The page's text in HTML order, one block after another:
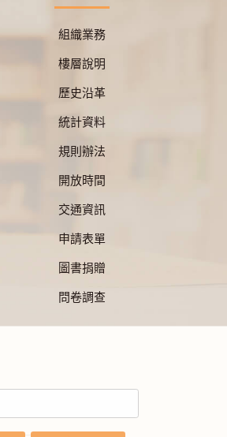
組織業務
樓層說明
歷史沿革
統計資料
規則辦法
開放時間
交通資訊
申請表單
圖書捐贈
問卷調查